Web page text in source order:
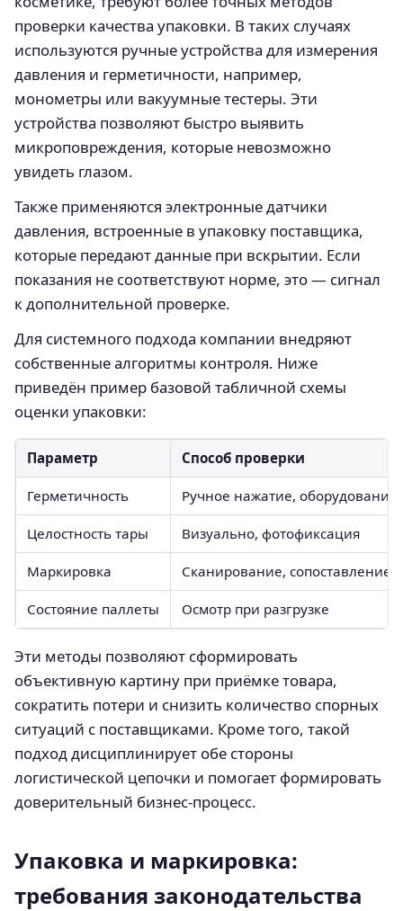
проверки качества упаковки. В таких случаях
используются ручные устройства для измерения
давления и герметичности, например,
монометры или вакуумные тестеры. Эти
устройства позволяют быстро выявить
микроповреждения, которые невозможно
увидеть глазом.
Также применяются электронные датчики
давления, встроенные в упаковку поставщика,
которые передают данные при вскрытии. Если
показания не соответствуют норме, это — сигнал
к дополнительной проверке.
Для системного подхода компании внедряют
собственные алгоритмы контроля. Ниже
приведён пример базовой табличной схемы
оценки упаковки:
Параметр Способ проверки
Герметичность Ручное нажатие, оборудование
Целостность тары Визуально, фотофиксация
Маркировка Сканирование, сопоставление
Состояние паллеты Осмотр при разгрузке
Эти методы позволяют сформировать
объективную картину при приёмке товара,
сократить потери и снизить количество спорных
ситуаций с поставщиками. Кроме того, такой
подход дисциплинирует обе стороны
логистической цепочки и помогает формировать
доверительный бизнес-процесс.
Упаковка и маркировка:
требования законодательства